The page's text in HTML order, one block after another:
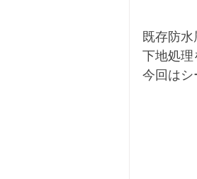
既存防水
下地処理
今回はシ